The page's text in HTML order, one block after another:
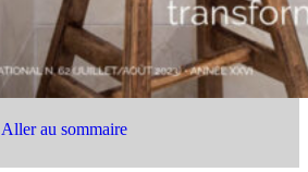
Aller au sommaire